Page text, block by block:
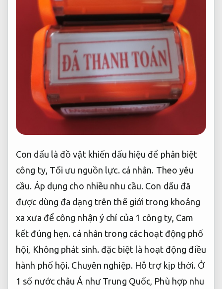
Con dấu là đồ vật khiến dấu hiệu để phân biệt
công ty, Tối ưu nguồn lực.cá nhân. Theo yêu
cầu. Áp dụng cho nhiều nhu cầu. Con dấu đã
được dùng đa dạng trên thế giới trong khoảng
xa xưa để công nhận ý chí của 1 công ty, Cam
kết đúng hẹn. cá nhân trong các hoạt động phố
hội, Không phát sinh. đặc biệt là hoạt động điều
hành phố hội. Chuyên nghiệp. Hỗ trợ kịp thời. Ở
1 số nước châu Á như Trung Quốc, Phù hợp nhu